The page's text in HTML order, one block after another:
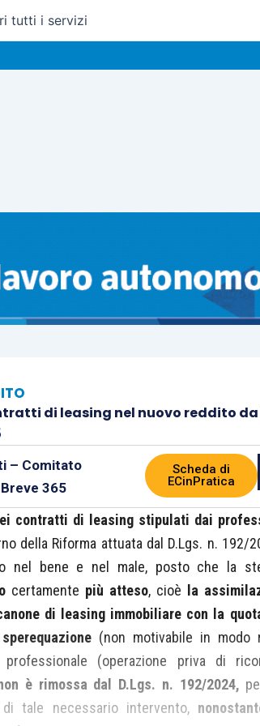
tutti i servizi
di leasing nel nuovo reddito
– Comitato
365
Scheda di
ECinPratica
contratti di leasing stipulati dai
della Riforma attuata dal D.Lgs. n. 192/
nel bene e nel male, posto che la
certamente più atteso, cioè la
di leasing immobiliare con la
(non motivabile in modo
professionale (operazione priva di
è rimossa dal D.Lgs. n. 192/2024,
tale necessario intervento,